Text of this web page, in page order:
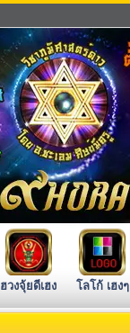
ฮวงจุ้ยดีเฮง โลโก้ เฮงๆ